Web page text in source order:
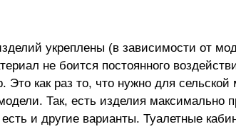
укреплены (в зависимости от
не боится постоянного
как раз то, что нужно для сельской
Так, есть изделия максимально
и другие варианты. Туалетные